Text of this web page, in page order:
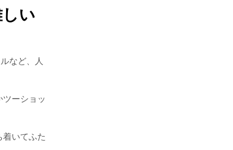
い
など、人
ーショッ
いてふた